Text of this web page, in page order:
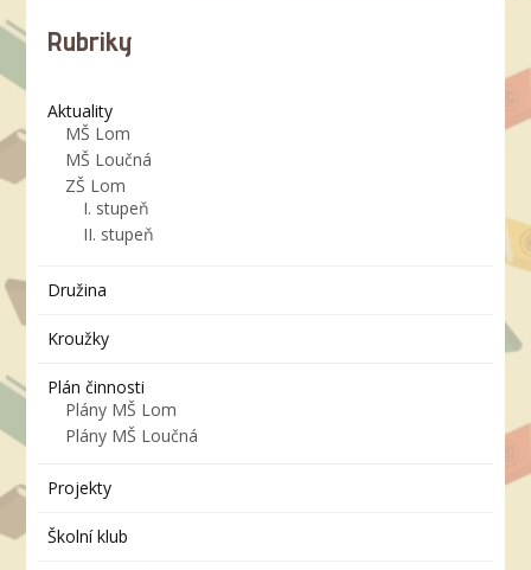
Rubriky
Aktuality
MŠ Lom
MŠ Loučná
ZŠ Lom
I. stupeň
II. stupeň
Družina
Kroužky
Plán činnosti
Plány MŠ Lom
Plány MŠ Loučná
Projekty
Školní klub